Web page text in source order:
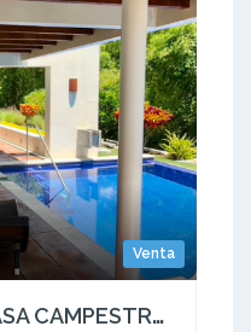
Venta
VENTA HERMOSA CASA CAMPESTRE CERRITOS PEREIRA